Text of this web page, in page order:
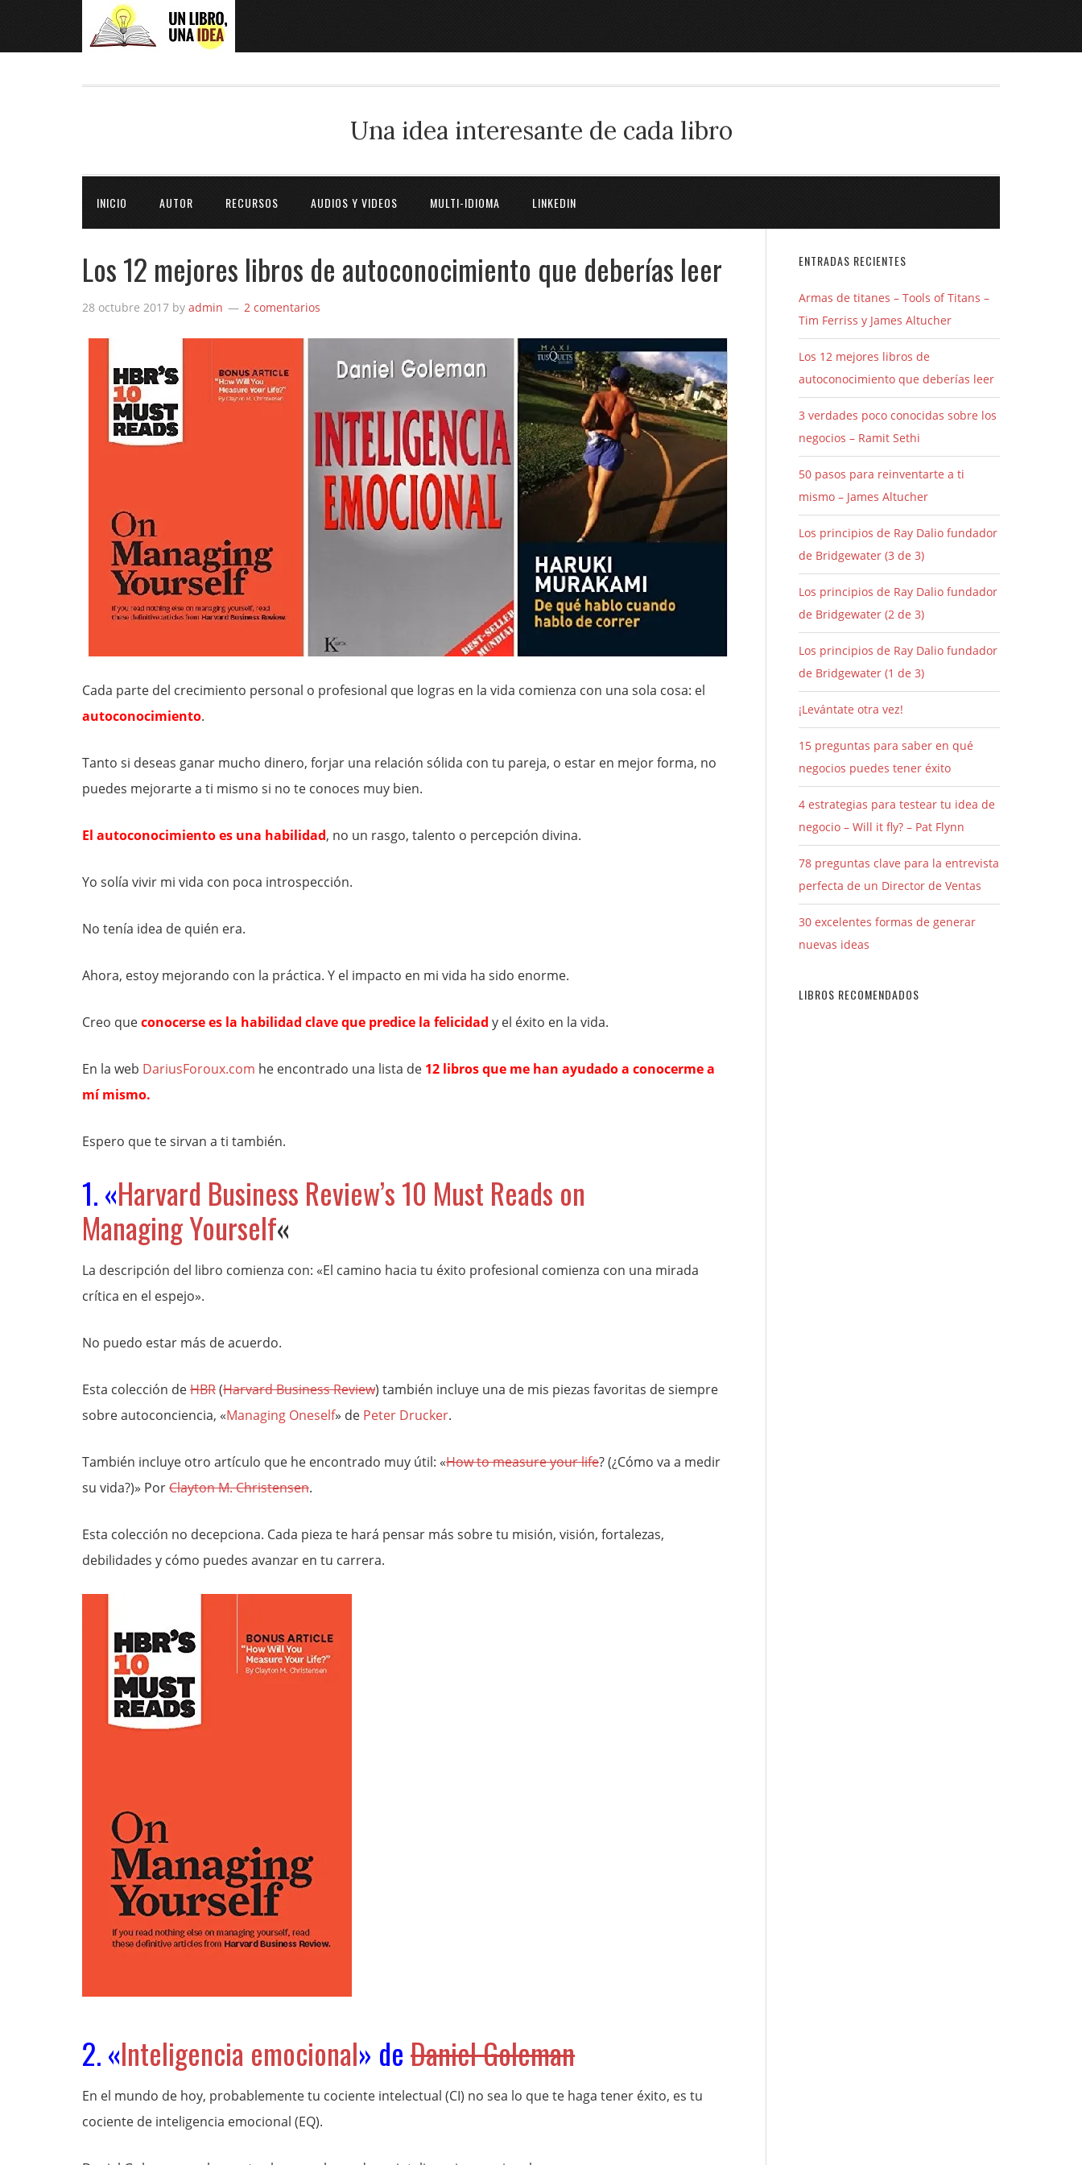
Una idea interesante de cada libro
INICIO AUTOR RECURSOS AUDIOS Y VIDEOS MULTI-IDIOMA LINKEDIN
Los 12 mejores libros de autoconocimiento que deberías leer
28 octubre 2017 by admin 2 comentarios
Cada parte del crecimiento personal o profesional que logras en la vida comienza con una sola cosa: el
autoconocimiento.
Tanto si deseas ganar mucho dinero, forjar una relación sólida con tu pareja, o estar en mejor forma, no
puedes mejorarte a ti mismo si no te conoces muy bien.
El autoconocimiento es una habilidad, no un rasgo, talento o percepción divina.
Yo solía ​​vivir mi vida con poca introspección.
No tenía idea de quién era.
Ahora, estoy mejorando con la práctica. Y el impacto en mi vida ha sido enorme.
Creo queconocerse es la habilidad clave que predice la felicidad y el éxito en la vida.
En la web DariusForoux.com he encontrado una lista de 12 libros que me han ayudado a conocerme a
mí mismo.
Espero que te sirvan a ti también.
1. «Harvard Business Review’s 10 Must Reads on
Managing Yourself«
La descripción del libro comienza con: «El camino hacia tu éxito profesional comienza con una mirada
crítica en el espejo».
No puedo estar más de acuerdo.
Esta colección deHBR(Harvard Business Review) también incluye una de mis piezas favoritas de siempre
sobre autoconciencia, «Managing Oneself» de Peter Drucker.
También incluye otro artículo que he encontrado muy útil: «How to measure your life? (¿Cómo va a medir
su vida?)» PorClayton M. Christensen.
Esta colección no decepciona. Cada pieza te hará pensar más sobre tu misión, visión, fortalezas,
debilidades y cómo puedes avanzar en tu carrera.
2. «Inteligencia emocional» deDaniel Goleman
En el mundo de hoy, probablemente tu cociente intelectual (CI) no sea lo que te haga tener éxito, es tu
cociente de inteligencia emocional (EQ).
ENTRADAS RECIENTES
Armas de titanes – Tools of Titans –
Tim Ferriss y James Altucher
Los 12 mejores libros de
autoconocimiento que deberías leer
3 verdades poco conocidas sobre los
negocios – Ramit Sethi
50 pasos para reinventarte a ti
mismo – James Altucher
Los principios de Ray Dalio fundador
de Bridgewater (3 de 3)
Los principios de Ray Dalio fundador
de Bridgewater (2 de 3)
Los principios de Ray Dalio fundador
de Bridgewater (1 de 3)
¡Levántate otra vez!
15 preguntas para saber en qué
negocios puedes tener éxito
4 estrategias para testear tu idea de
negocio – Will it fly? – Pat Flynn
78 preguntas clave para la entrevista
perfecta de un Director de Ventas
30 excelentes formas de generar
nuevas ideas
LIBROS RECOMENDADOS